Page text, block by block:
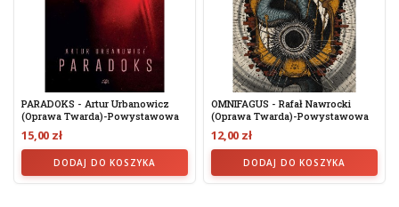
PARADOKS - Artur Urbanowicz
(oprawa Twarda)-Powystawowa
15,00 zł
DODAJ DO KOSZYKA
OMNIFAGUS - Rafał Nawrocki
(oprawa Twarda)-Powystawowa
12,00 zł
DODAJ DO KOSZYKA